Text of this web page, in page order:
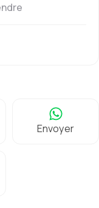
Envoyer